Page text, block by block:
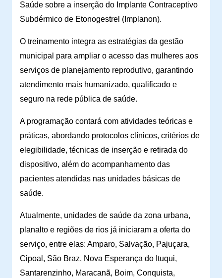
Saúde sobre a inserção do Implante Contraceptivo
Subdérmico de Etonogestrel (Implanon).
O treinamento integra as estratégias da gestão
municipal para ampliar o acesso das mulheres aos
serviços de planejamento reprodutivo, garantindo
atendimento mais humanizado, qualificado e
seguro na rede pública de saúde.
A programação contará com atividades teóricas e
práticas, abordando protocolos clínicos, critérios de
elegibilidade, técnicas de inserção e retirada do
dispositivo, além do acompanhamento das
pacientes atendidas nas unidades básicas de
saúde.
Atualmente, unidades de saúde da zona urbana,
planalto e regiões de rios já iniciaram a oferta do
serviço, entre elas: Amparo, Salvação, Pajuçara,
Cipoal, São Braz, Nova Esperança do Ituqui,
Santarenzinho, Maracanã, Boim, Conquista,